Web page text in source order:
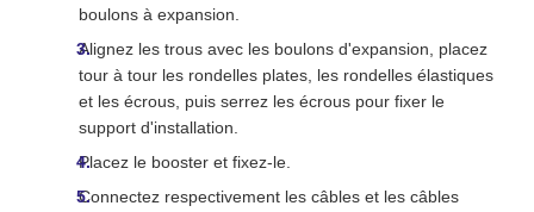
boulons à expansion.
Alignez les trous avec les boulons d'expansion, placez
tour à tour les rondelles plates, les rondelles élastiques
et les écrous, puis serrez les écrous pour fixer le
support d'installation.
Placez le booster et fixez-le.
Connectez respectivement les câbles et les câbles